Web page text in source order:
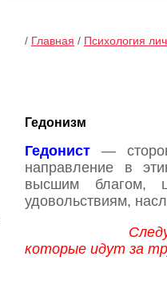
/ Главная / Психология
Гедонизм
Гедонист —
направление в
высшим благом,
удовольствиям,
которые идут за